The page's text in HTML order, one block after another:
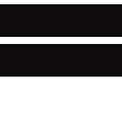
der
für
und
zu